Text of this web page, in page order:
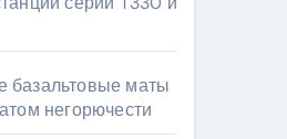
маты
негорючести